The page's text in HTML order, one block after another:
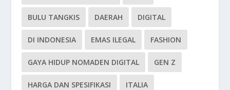
BULU TANGKIS DAERAH DIGITAL
DI INDONESIA EMAS ILEGAL FASHION
GAYA HIDUP NOMADEN DIGITAL GEN Z
HARGA DAN SPESIFIKASI ITALIA